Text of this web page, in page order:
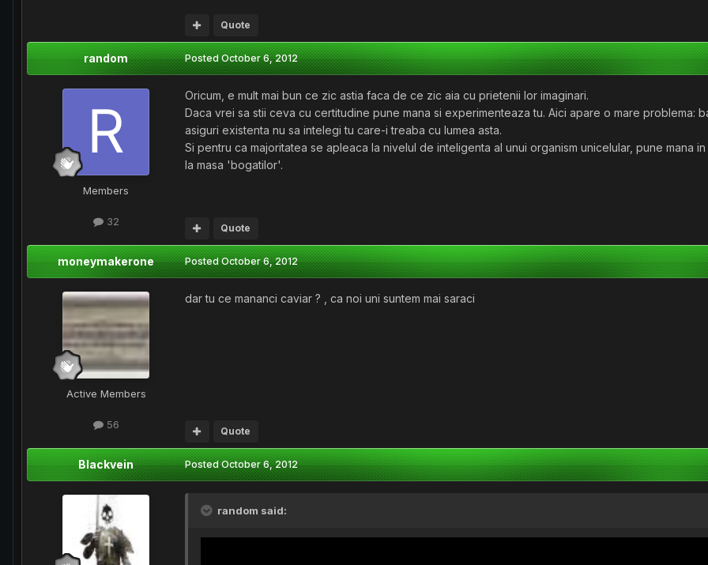
Quote
random
Members
32
PostedOctober 6, 2012
Oricum, e mult mai bun ce zic astia faca de ce zic aia cu prietenii lor imaginari.
Daca vrei sa stii ceva cu certitudine pune mana si experimenteaza tu. Aici apare o mare problema:
asiguri existenta nu sa intelegi tu care-i treaba cu lumea asta.
Si pentru ca majoritatea se apleaca la nivelul de inteligenta al unui organism unicelular, pune mana
la masa 'bogatilor'.
Quote
moneymakerone
Active Members
56
PostedOctober 6, 2012
dar tu ce mananci caviar ? , ca noi uni suntem mai saraci
Quote
Blackvein PostedOctober 6, 2012
random said: